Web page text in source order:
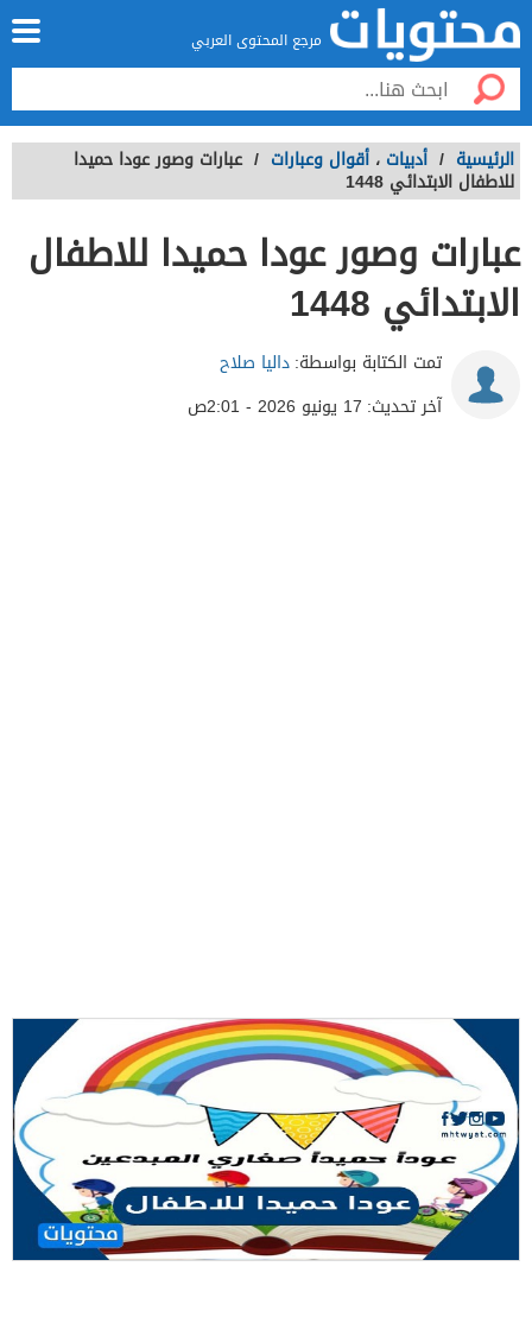
مرجع المحتوى العربي
الرئيسية / أدبيات ، أقوال وعبارات / عبارات وصور عودا حميدا
للاطفال الابتدائي 1448
عبارات وصور عودا حميدا للاطفال
الابتدائي 1448
تمت الكتابة بواسطة:داليا صلاح
آخر تحديث: 17 يونيو 2026 - 2:01ص